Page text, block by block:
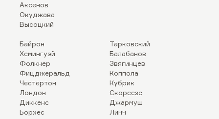
Аксенов
Окуджава
Высоцкий
Байрон
Хемингуэй
Фолкнер
Фицджеральд
Честертон
Лондон
Диккенс
Борхес
Тарковский
Балабанов
Звягинцев
Коппола
Кубрик
Скорсезе
Джармуш
Линч